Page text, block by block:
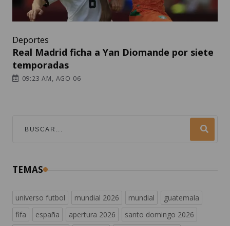
Deportes
Real Madrid ficha a Yan Diomande por siete
temporadas
09:23 AM, AGO 06
TEMAS
universo futbol mundial 2026 mundial
guatemala
fifa
españa apertura 2026
santo domingo 2026